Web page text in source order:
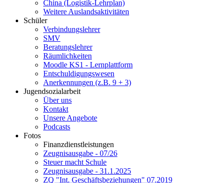
China (Logistik-Lehrplan)
Weitere Auslandsaktivitäten
Schüler
Verbindungslehrer
SMV
Beratungslehrer
Räumlichkeiten
Moodle KS1 - Lernplattform
Entschuldigungswesen
Anerkennungen (z.B. 9 + 3)
Jugendsozialarbeit
Über uns
Kontakt
Unsere Angebote
Podcasts
Fotos
Finanzdienstleistungen
Zeugnisausgabe - 07/26
Steuer macht Schule
Zeugnisausgabe - 31.1.2025
ZQ "Int. Geschäftsbeziehungen" 07.2019